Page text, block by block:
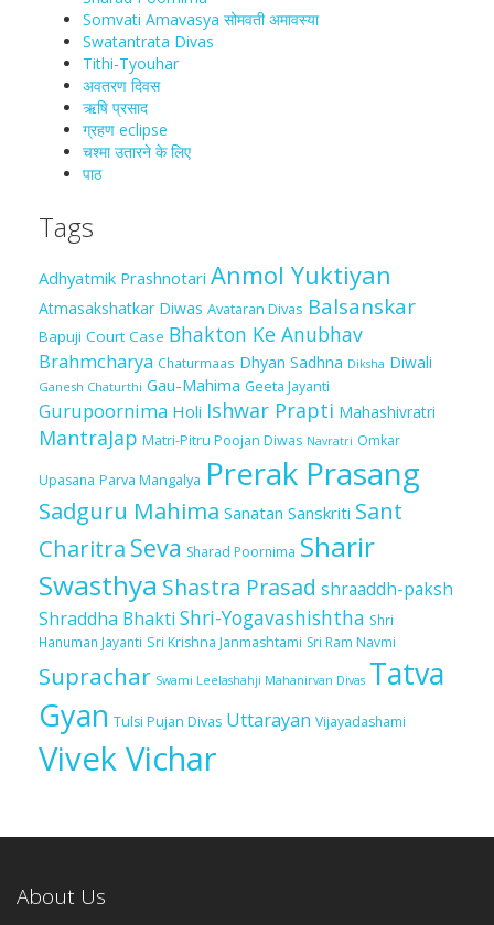
Somvati Amavasya सोमवती अमावस्या
Swatantrata Divas
Tithi-Tyouhar
अवतरण दिवस
ऋषि प्रसाद
ग्रहण eclipse
चश्मा‍ उतारने के लिए
पाठ
Tags
Adhyatmik Prashnotari Anmol Yuktiyan
Atmasakshatkar Diwas Avataran Divas Balsanskar
Bapuji Court Case Bhakton Ke Anubhav
Brahmcharya Chaturmaas Dhyan Sadhna Diksha Diwali
Ganesh Chaturthi Gau-Mahima Geeta Jayanti
Gurupoornima Holi Ishwar Prapti Mahashivratri
MantraJap Matri-Pitru Poojan Diwas Navratri Omkar
Upasana Parva Mangalya Prerak Prasang
Sadguru Mahima Sanatan Sanskriti Sant
Charitra Seva Sharad Poornima Sharir
Swasthya Shastra Prasad shraaddh-paksh
Shraddha Bhakti Shri-Yogavashishtha Shri
Hanuman Jayanti Sri Krishna Janmashtami Sri Ram Navmi
Suprachar Swami Leelashahji Mahanirvan Divas Tatva
Gyan Tulsi Pujan Divas Uttarayan Vijayadashami
Vivek Vichar
About Us